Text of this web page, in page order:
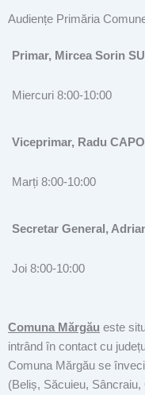
Audiențe Primăria
Primar, Mircea Sorin
Miercuri 8:00-10:00
Viceprimar, Radu
Marți 8:00-10:00
Secretar General,
Joi 8:00-10:00
Comuna Mărgău este
intrând în contact cu
Comuna Mărgău se
(Beliș, Săcuieu,